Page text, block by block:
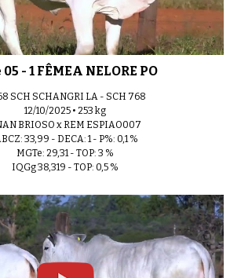
0:31 Lote 24 - 1 FÊMEA NELORE PO
0:33 Lote 25 - 1 FÊMEA NELORE PO
0:34 Lote 26 - 1 FÊMEA NELORE PO
- 1 FÊMEA NELORE PO
SCH SCHANGRI LA - SCH 768
12/10/2025 • 253 kg
BRIOSO x REM ESPIAO007
33,99 - DECA: 1 - P%: 0,1 %
MGTe: 29,31 - TOP: 3 %
IQGg 38,319 - TOP: 0,5 %